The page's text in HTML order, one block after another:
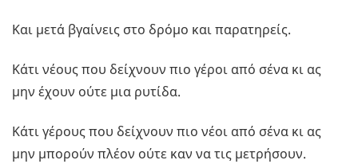
Και μετά βγαίνεις στο δρόμο και παρατηρείς.
Κάτι νέους που δείχνουν πιο γέροι από σένα κι ας
μην έχουν ούτε μια ρυτίδα.
Κάτι γέρους που δείχνουν πιο νέοι από σένα κι ας
μην μπορούν πλέον ούτε καν να τις μετρήσουν.